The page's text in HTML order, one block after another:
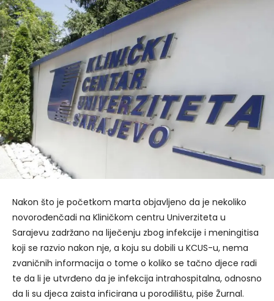
Nakon što je početkom marta objavljeno da je nekoliko
novorođenčadi na Kliničkom centru Univerziteta u
Sarajevu zadržano na liječenju zbog infekcije i meningitisa
koji se razvio nakon nje, a koju su dobili u KCUS-u, nema
zvaničnih informacija o tome o koliko se tačno djece radi
te da li je utvrđeno da je infekcija intrahospitalna, odnosno
da li su djeca zaista inficirana u porodilištu, piše Žurnal.